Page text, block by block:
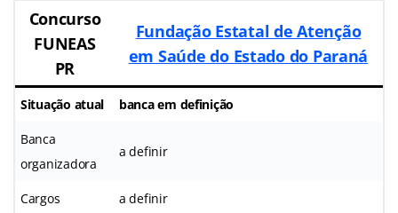
Concurso
FUNEAS
PR
Fundação Estatal de Atenção
em Saúde do Estado do Paraná
Situação atual banca em definição
Banca
organizadora
a definir
Cargos a definir